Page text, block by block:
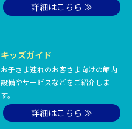
詳細はこちら ≫
キッズガイド
お子さま連れのお客さま向けの館内
設備やサービスなどをご紹介しま
す。
詳細はこちら ≫